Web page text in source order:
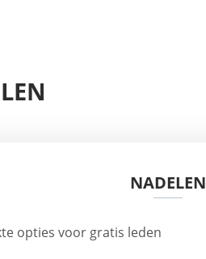
NADELEN
opties voor gratis leden